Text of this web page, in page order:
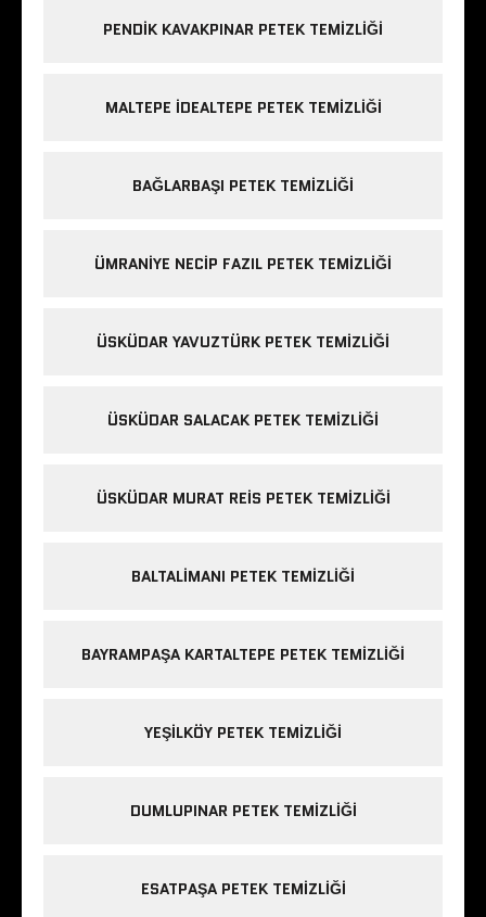
PENDIK KAVAKPINAR PETEK TEMIZLIĞI
MALTEPE IDEALTEPE PETEK TEMIZLIĞI
BAĞLARBAŞI PETEK TEMIZLIĞI
ÜMRANIYE NECIP FAZIL PETEK TEMIZLIĞI
ÜSKÜDAR YAVUZTÜRK PETEK TEMIZLIĞI
ÜSKÜDAR SALACAK PETEK TEMIZLIĞI
ÜSKÜDAR MURAT REIS PETEK TEMIZLIĞI
BALTALIMANI PETEK TEMIZLIĞI
BAYRAMPAŞA KARTALTEPE PETEK TEMIZLIĞI
YEŞILKÖY PETEK TEMIZLIĞI
DUMLUPINAR PETEK TEMIZLIĞI
ESATPAŞA PETEK TEMIZLIĞI